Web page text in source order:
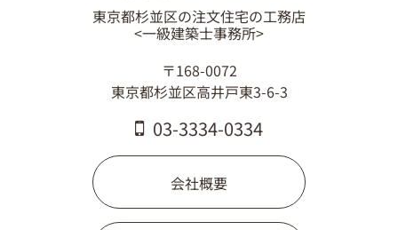
東京都杉並区の注文住宅の工務店
<一級建築士事務所>
〒168-0072
東京都杉並区高井戸東3-6-3
03-3334-0334
会社概要